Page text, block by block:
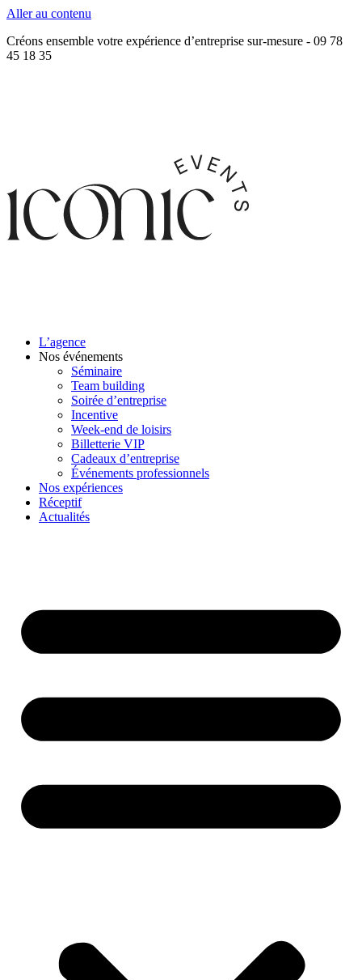
Aller au contenu
Créons ensemble votre expérience d’entreprise sur-mesure - 09 78
45 18 35
L’agence
Nos événements
Séminaire
Team building
Soirée d’entreprise
Incentive
Week-end de loisirs
Billetterie VIP
Cadeaux d’entreprise
Événements professionnels
Nos expériences
Réceptif
Actualités